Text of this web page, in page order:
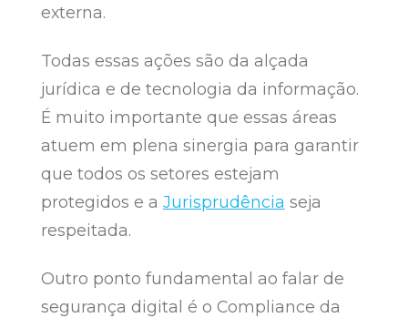
externa.
Todas essas ações são da alçada
jurídica e de tecnologia da informação.
É muito importante que essas áreas
atuem em plena sinergia para garantir
que todos os setores estejam
protegidos e a Jurisprudência seja
respeitada.
Outro ponto fundamental ao falar de
segurança digital é o Compliance da